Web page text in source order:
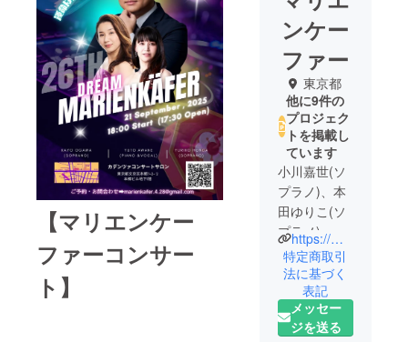
【マリエンケー
ファーコンサー
ト】
ンケー
ファー
東京都
他に9件の
プロジェク
トを掲載し
ています
小川嘉世(ソ
プラノ)、本
田ゆりこ(ソ
プラノ)、粟
根祐人(ピア
ノ)からなる3
人グループ
2014年結
https://m.facebook.com/pages/category/Musician-Band/%E3%83%9E%E3%83%AA%E3%82%A8%E3%83%B3%E3%82%B1%E3%83%BC%E3%83%95%E3%82%A1%E3%83%BC-565769183540865/
特定商取引
法に基づく
表記
メッセー
ジを送る